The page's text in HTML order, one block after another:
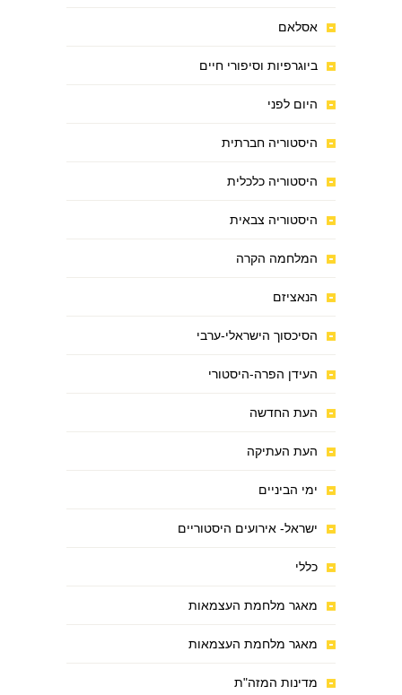
אסלאם
ביוגרפיות וסיפורי חיים
היום לפני
היסטוריה חברתית
היסטוריה כלכלית
היסטוריה צבאית
המלחמה הקרה
הנאציזם
הסיכסוך הישראלי-ערבי
העידן הפרה-היסטורי
העת החדשה
העת העתיקה
ימי הביניים
ישראל- אירועים היסטוריים
כללי
מאגר מלחמת העצמאות
מאגר מלחמת העצמאות
מדינות המזה"ת